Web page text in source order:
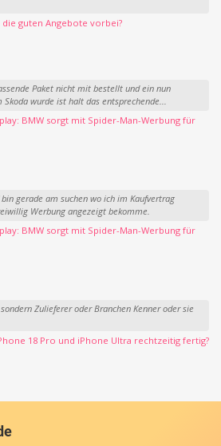
guten Angebote vorbei?
Paket nicht mit bestellt und ein nun
wurde ist halt das entsprechende...
BMW sorgt mit Spider-Man-Werbung für
gerade am suchen wo ich im Kaufvertrag
Werbung angezeigt bekomme.
BMW sorgt mit Spider-Man-Werbung für
Zulieferer oder Branchen Kenner oder sie
18 Pro und iPhone Ultra rechtzeitig fertig?